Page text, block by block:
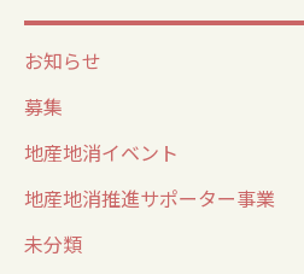
お知らせ
募集
地産地消イベント
地産地消推進サポーター事業
未分類